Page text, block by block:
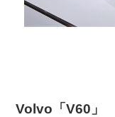
Volvo「V60」